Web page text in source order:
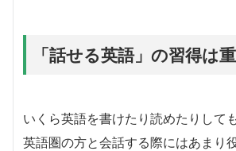
「話せる英語」の習得は
いくら英語を書けたり読めたりして
英語圏の方と会話する際にはあまり